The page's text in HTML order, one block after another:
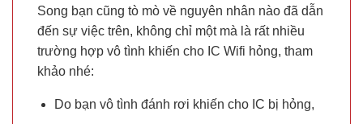
Song bạn cũng tò mò về nguyên nhân nào đã dẫn
đến sự việc trên, không chỉ một mà là rất nhiều
trường hợp vô tình khiến cho IC Wifi hỏng, tham
khảo nhé:
Do bạn vô tình đánh rơi khiến cho IC bị hỏng,